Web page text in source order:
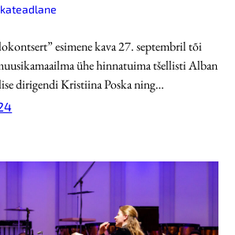
esimene kava 27. septembril tõi
ühe hinnatuima tšellisti Alban
dirigendi Kristiina Poska ning…